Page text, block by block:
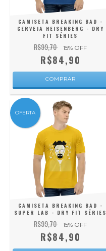
CAMISETA BREAKING BAD -
CERVEJA HEISENBERG - DRY
FIT SÉRIES
R$99,70 15% OFF
R$84,90
COMPRAR
OFERTA
CAMISETA BREAKING BAD -
SUPER LAB - DRY FIT SÉRIES
R$99,70 15% OFF
R$84,90